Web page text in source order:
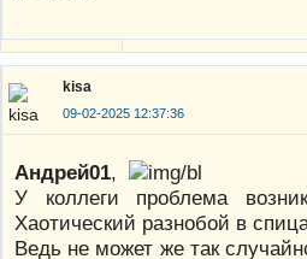
kisa
09-02-2025 12:37:36
Андрей01,
У коллеги проблема
Хаотический разнобой в
Ведь не может же так